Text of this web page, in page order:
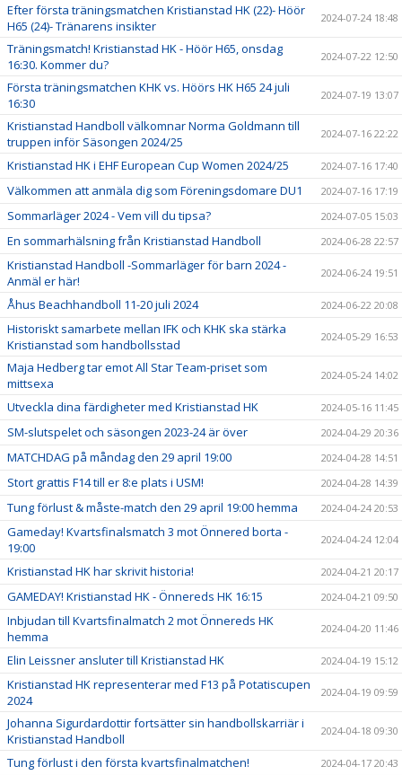
Efter första träningsmatchen Kristianstad HK (22)- Höör
H65 (24)- Tränarens insikter
2024-07-24 18:48
Träningsmatch! Kristianstad HK - Höör H65, onsdag
16:30. Kommer du?
2024-07-22 12:50
Första träningsmatchen KHK vs. Höörs HK H65 24 juli
16:30
2024-07-19 13:07
Kristianstad Handboll välkomnar Norma Goldmann till
truppen inför Säsongen 2024/25
2024-07-16 22:22
Kristianstad HK i EHF European Cup Women 2024/25 2024-07-16 17:40
Välkommen att anmäla dig som Föreningsdomare DU1 2024-07-16 17:19
Sommarläger 2024 - Vem vill du tipsa? 2024-07-05 15:03
En sommarhälsning från Kristianstad Handboll 2024-06-28 22:57
Kristianstad Handboll -Sommarläger för barn 2024 -
Anmäl er här!
2024-06-24 19:51
Åhus Beachhandboll 11-20 juli 2024 2024-06-22 20:08
Historiskt samarbete mellan IFK och KHK ska stärka
Kristianstad som handbollsstad
2024-05-29 16:53
Maja Hedberg tar emot All Star Team-priset som
mittsexa
2024-05-24 14:02
Utveckla dina färdigheter med Kristianstad HK 2024-05-16 11:45
SM-slutspelet och säsongen 2023-24 är över 2024-04-29 20:36
MATCHDAG på måndag den 29 april 19:00 2024-04-28 14:51
Stort grattis F14 till er 8:e plats i USM! 2024-04-28 14:39
Tung förlust & måste-match den 29 april 19:00 hemma 2024-04-24 20:53
Gameday! Kvartsfinalsmatch 3 mot Önnered borta -
19:00
2024-04-24 12:04
Kristianstad HK har skrivit historia! 2024-04-21 20:17
GAMEDAY! Kristianstad HK - Önnereds HK 16:15 2024-04-21 09:50
Inbjudan till Kvartsfinalmatch 2 mot Önnereds HK
hemma
2024-04-20 11:46
Elin Leissner ansluter till Kristianstad HK 2024-04-19 15:12
Kristianstad HK representerar med F13 på Potatiscupen
2024
2024-04-19 09:59
Johanna Sigurdardottir fortsätter sin handbollskarriär i
Kristianstad Handboll
2024-04-18 09:30
Tung förlust i den första kvartsfinalmatchen! 2024-04-17 20:43